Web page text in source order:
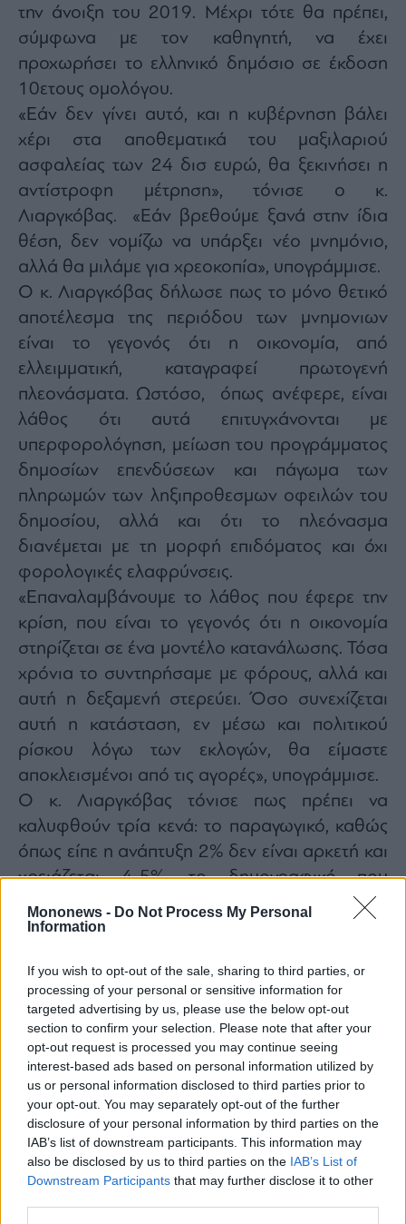
Mononews - Do Not Process My Personal
Information
If you wish to opt-out of the sale, sharing to third parties, or
processing of your personal or sensitive information for
targeted advertising by us, please use the below opt-out
section to confirm your selection. Please note that after your
opt-out request is processed you may continue seeing
interest-based ads based on personal information utilized by
us or personal information disclosed to third parties prior to
your opt-out. You may separately opt-out of the further
disclosure of your personal information by third parties on the
IAB’s list of downstream participants. This information may
also be disclosed by us to third parties on the IAB’s List of
Downstream Participants that may further disclose it to other
Buy-
Hold-
Sell
The
Value
Investor
Crypto
Χρηματιστηριακές
Ανακοινώσεις
Creative
Content
Content
Reports
&
Branded
Content
Calendar
Monocle
Lab
Mononews100
Εγγραφείτε
στο
Newsletter
του
mononews.gr
By
submitting
your
email,
you
agree
our
Terms
Privacy
can
opt
time.
This
site
protected
reCAPTCHA
and
the
Google
Policy
Terms
of
apply.
την άνοιξη του 2019. Μέχρι τότε θα πρέπει,
σύμφωνα με τον καθηγητή, να έχει
προχωρήσει το ελληνικό δημόσιο σε έκδοση
10ετους ομολόγου.
«Εάν δεν γίνει αυτό, και η κυβέρνηση βάλει
χέρι στα αποθεματικά του μαξιλαριού
ασφαλείας των 24 δισ ευρώ, θα ξεκινήσει η
αντίστροφη μέτρηση», τόνισε ο κ.
Λιαργκόβας. «Εάν βρεθούμε ξανά στην ίδια
θέση, δεν νομίζω να υπάρξει νέο μνημόνιο,
αλλά θα μιλάμε για χρεοκοπία», υπογράμμισε.
Ο κ. Λιαργκόβας δήλωσε πως το μόνο θετικό
αποτέλεσμα της περιόδου των μνημονιων
είναι το γεγονός ότι η οικονομία, από
ελλειμματική, καταγραφεί πρωτογενή
πλεονάσματα. Ωστόσο, όπως ανέφερε, είναι
λάθος ότι αυτά επιτυγχάνονται με
υπερφορολόγηση, μείωση του προγράμματος
δημοσίων επενδύσεων και πάγωμα των
πληρωμών των ληξιπροθεσμων οφειλών του
δημοσίου, αλλά και ότι το πλεόνασμα
διανέμεται με τη μορφή επιδόματος και όχι
φορολογικές ελαφρύνσεις.
«Επαναλαμβάνουμε το λάθος που έφερε την
κρίση, που είναι το γεγονός ότι η οικονομία
στηρίζεται σε ένα μοντέλο κατανάλωσης. Τόσα
χρόνια το συντηρήσαμε με φόρους, αλλά και
αυτή η δεξαμενή στερεύει. Όσο συνεχίζεται
αυτή η κατάσταση, εν μέσω και πολιτικού
ρίσκου λόγω των εκλογών, θα είμαστε
αποκλεισμένοι από τις αγορές», υπογράμμισε.
Ο κ. Λιαργκόβας τόνισε πως πρέπει να
καλυφθούν τρία κενά: το παραγωγικό, καθώς
όπως είπε η ανάπτυξη 2% δεν είναι αρκετή και
χρειάζεται 4-5%, το δημογραφικό που
αποτελεί βόμβα στα θεμέλια του
ασφαλιστικού συστήματος, και το θεσμικό,
κράτους.
Ελληνική οικονομία έξοδος στις αγορές
Παναγιώτης Λιαργκόβας
ΕΙΔΗΣΕΙΣ ΣΗΜΕΡΑ